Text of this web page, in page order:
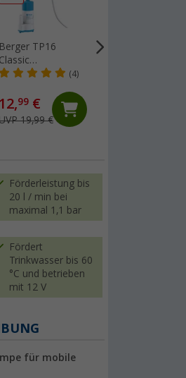
Berger TP16
Classic
12V
(4)
12,99 €
19,99 €
Förderleistung bis
20 l / min bei
maximal 1,1 bar
Fördert
Trinkwasser bis 60
°C und betrieben
mit 12 V
für mobile